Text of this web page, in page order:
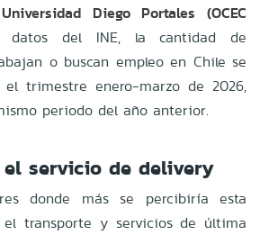
Diego Portales (OCEC
datos del INE, la cantidad de
o buscan empleo en Chile se
el trimestre enero-marzo de 2026,
periodo del año anterior.
servicio de delivery
donde más se percibiría esta
transporte y servicios de última